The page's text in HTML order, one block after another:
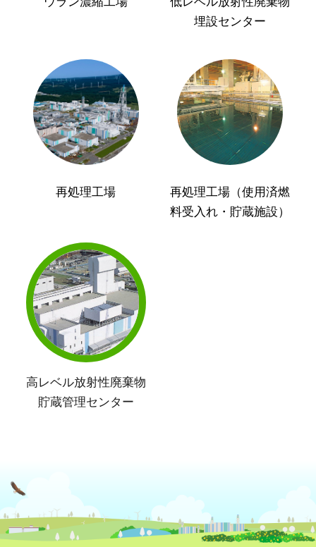
埋設センター
再処理工場
再処理工場（使用済燃
料受入れ・貯蔵施設）
高レベル放射性廃棄物
貯蔵管理センター